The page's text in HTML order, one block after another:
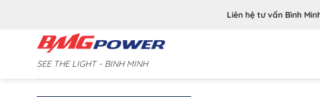
Liên hệ tư vấn Bình
SEE THE LIGHT - BINH MINH